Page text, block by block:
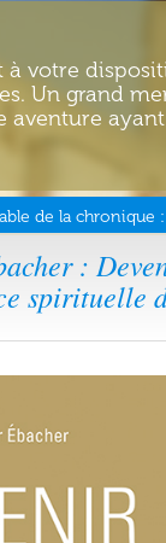
votre
Un grand
aventure
de la chronique :
:
spirituelle